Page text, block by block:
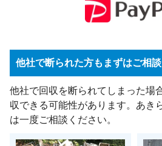
他社で断られた方もまずはご相
他社で回収を断られてしまった場
収できる可能性があります。あき
は一度ご相談ください。